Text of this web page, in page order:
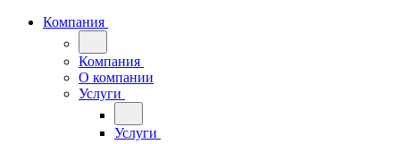
Компания
Компания
О компании
Услуги
Услуги